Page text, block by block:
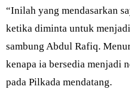
“Inilah yang mendasarkan
ketika diminta untuk
sambung Abdul Rafiq.
kenapa ia bersedia menjadi
pada Pilkada mendatang.